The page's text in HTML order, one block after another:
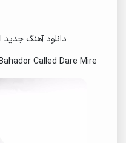
دانلود آهنگ جدید
Called Dare Mire